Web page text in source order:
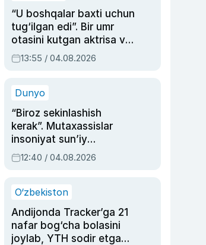
“U boshqalar baxti uchun
tug‘ilgan edi”. Bir umr
otasini kutgan aktrisa va
dublyaj ustasi Rimma
Ahmedovaning
13:55 / 04.08.2026
Dunyo
“Biroz sekinlashish
kerak”. Mutaxassislar
insoniyat sun’iy
intellektni boshqara
olmay qolishidan xavotir
12:40 / 04.08.2026
O‘zbekiston
Andijonda Tracker’ga 21
nafar bog‘cha bolasini
joylab, YTH sodir etgan